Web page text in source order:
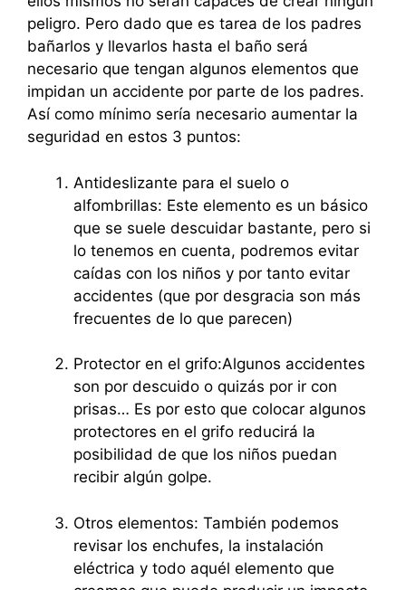
peligro. Pero dado que es tarea de los padres
bañarlos y llevarlos hasta el baño será
necesario que tengan algunos elementos que
impidan un accidente por parte de los padres.
Así como mínimo sería necesario aumentar la
seguridad en estos 3 puntos:
Antideslizante para el suelo o
alfombrillas: Este elemento es un básico
que se suele descuidar bastante, pero si
lo tenemos en cuenta, podremos evitar
caídas con los niños y por tanto evitar
accidentes (que por desgracia son más
frecuentes de lo que parecen)
Protector en el grifo:Algunos accidentes
son por descuido o quizás por ir con
prisas… Es por esto que colocar algunos
protectores en el grifo reducirá la
posibilidad de que los niños puedan
recibir algún golpe.
Otros elementos: También podemos
revisar los enchufes, la instalación
eléctrica y todo aquél elemento que